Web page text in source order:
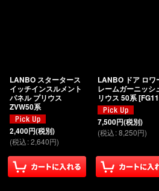
LANBO スタータース
イッチインスルメント
パネル プリウス
ZVW50系
2,400円(税別)
(税込:2,640円)
LANBO ドア ロワ
レームガーニッシ
リウス 50系[
7,500円(税別)
(税込:8,250円)